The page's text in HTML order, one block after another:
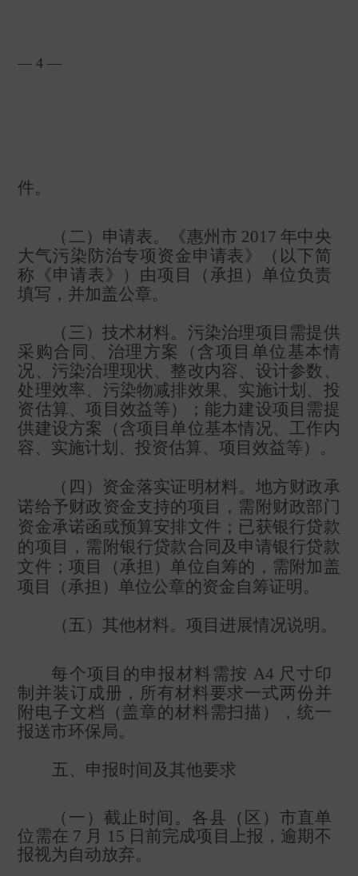
— 4 —
件。
（二）申请表。《惠州市 2017 年中央
大气污染防治专项资金申请表》（以下简
称《申请表》）由项目（承担）单位负责
填写，并加盖公章。
（三）技术材料。污染治理项目需提供
采购合同、治理方案（含项目单位基本情
况、污染治理现状、整改内容、设计参数、
处理效率、污染物减排效果、实施计划、投
资估算、项目效益等）；能力建设项目需提
供建设方案（含项目单位基本情况、工作内
容、实施计划、投资估算、项目效益等）。
（四）资金落实证明材料。地方财政承
诺给予财政资金支持的项目，需附财政部门
资金承诺函或预算安排文件；已获银行贷款
的项目，需附银行贷款合同及申请银行贷款
文件；项目（承担）单位自筹的，需附加盖
项目（承担）单位公章的资金自筹证明。
（五）其他材料。项目进展情况说明。
每个项目的申报材料需按 A4 尺寸印
制并装订成册，所有材料要求一式两份并
附电子文档（盖章的材料需扫描），统一
报送市环保局。
五、申报时间及其他要求
（一）截止时间。各县（区）市直单
位需在 7 月 15 日前完成项目上报，逾期不
报视为自动放弃。